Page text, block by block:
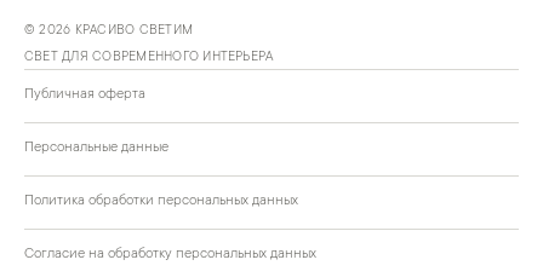
©2026 КРАСИВО СВЕТИМ
СВЕТ ДЛЯ СОВРЕМЕННОГО ИНТЕРЬЕРА
Публичная оферта
Персональные данные
Политика обработки персональных данных
Согласие на обработку персональных данных